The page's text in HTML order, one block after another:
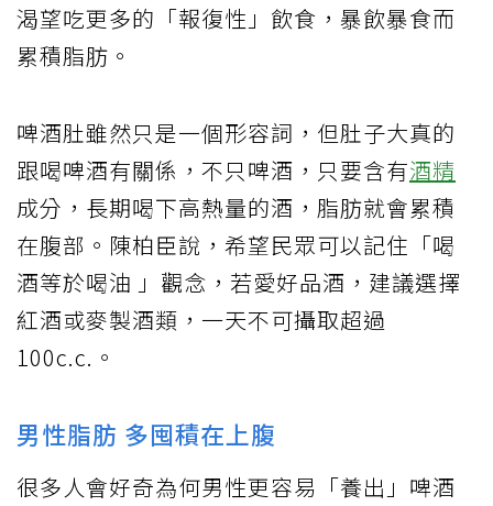
渴望吃更多的「報復性」飲食，暴飲暴食而
累積脂肪。
啤酒肚雖然只是一個形容詞，但肚子大真的
跟喝啤酒有關係，不只啤酒，只要含有酒精
成分，長期喝下高熱量的酒，脂肪就會累積
在腹部。陳柏臣說，希望民眾可以記住「喝
酒等於喝油 」觀念，若愛好品酒，建議選擇
紅酒或麥製酒類，一天不可攝取超過
100c.c.。
男性脂肪 多囤積在上腹
很多人會好奇為何男性更容易「養出」啤酒